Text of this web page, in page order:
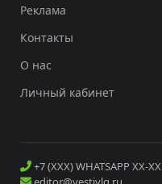
Реклама
Контакты
О нас
Личный кабинет
+7 (XXX) WHATSAPP XX-XX